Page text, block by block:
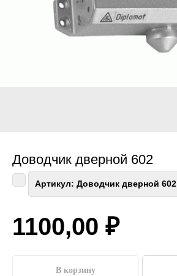
Доводчик дверной 602
Артикул: Доводчик дверной 602
1100,00 ₽
В корзину